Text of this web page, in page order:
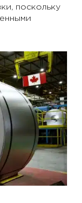
поскольку